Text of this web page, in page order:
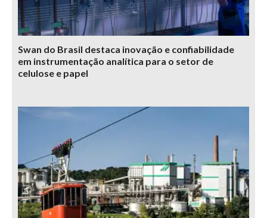
Swan do Brasil destaca inovação e confiabilidade
em instrumentação analítica para o setor de
celulose e papel